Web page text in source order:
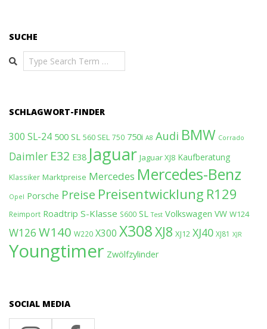
SUCHE
Search
SCHLAGWORT-FINDER
300 SL-24 500 SL 560 SEL 750 750i A8 Audi BMW Corrado
Daimler E32 E38 Jaguar Jaguar XJ8 Kaufberatung
Klassiker Marktpreise Mercedes Mercedes-Benz
Opel Porsche Preise Preisentwicklung R129
Reimport Roadtrip S-Klasse S600 SL Test Volkswagen VW W124
W126 W140 W220 X300 X308XJ8 XJ12 XJ40 XJ81 XJR
Youngtimer Zwölfzylinder
SOCIAL MEDIA